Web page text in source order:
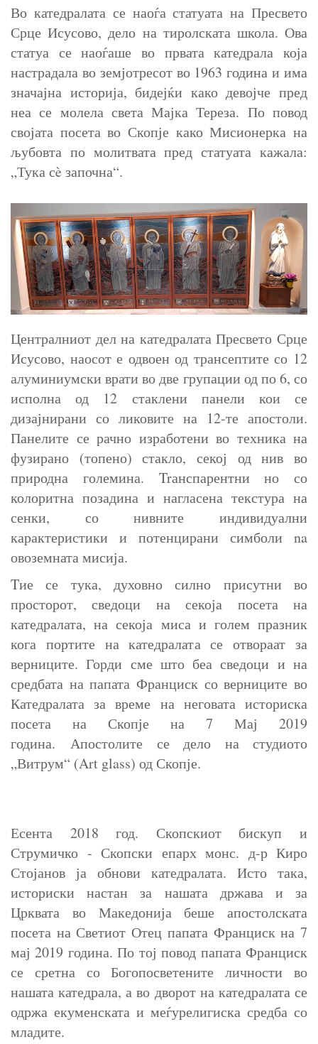
Во катедралата се наоѓа статуата на Пресвето
Срце Исусово, дело на тиролската школа. Ова
статуа се наоѓаше во првата катедрала која
настрадала во земјотресот во 1963 година и има
значајна историја, бидејќи како девојче пред
неа се молела света Мајка Тереза. По повод
својата посета во Скопје како Мисионерка на
љубовта по молитвата пред статуата кажала:
„Тука сè започна“.
Централниот дел на катедралата Пресвето Срце
Исусово, наосот е одвоен од трансептите со 12
алуминиумски врати во две групации од по 6, со
исполна од 12 стаклени панели кои се
дизајнирани со ликовите на 12-те апостоли.
Панелите се рачно изработени во техника на
фузирано (топено) стакло, секој од нив во
природна големина. Trанспарентни но со
колоритна позадина и нагласена текстура на
сенки, со нивните индивидуални
карактеристики и потенцирани симболи na
овоземната мисија.
Tие се тука, духовно силно присутни во
просторот, сведоци на секоја посета на
катедралата, на секоја миса и голем празник
кога портите на катедралата се отвораат за
верниците. Горди сме што беа сведоци и на
средбата на папата Франциск со верниците во
Катедралата за време на неговата историска
посета на Скопје на 7 Мај 2019
година. Апостолите се дело на студиото
„Витрум“ (Art glass) од Скопје.
Есента 2018 год. Скопскиот бискуп и
Струмичко - Скопски епарх монс. д-р Киро
Стојанов ја обнови катедралата. Исто така,
историски настан за нашата држава и за
Црквата во Македонија беше апостолската
посета на Светиот Отец папата Франциск на 7
мај 2019 година. По тој повод папата Франциск
се сретна со Богопосветените личности во
нашата катедрала, а во дворот на катедралата се
одржа екуменската и меѓурелигиска средба со
младите.